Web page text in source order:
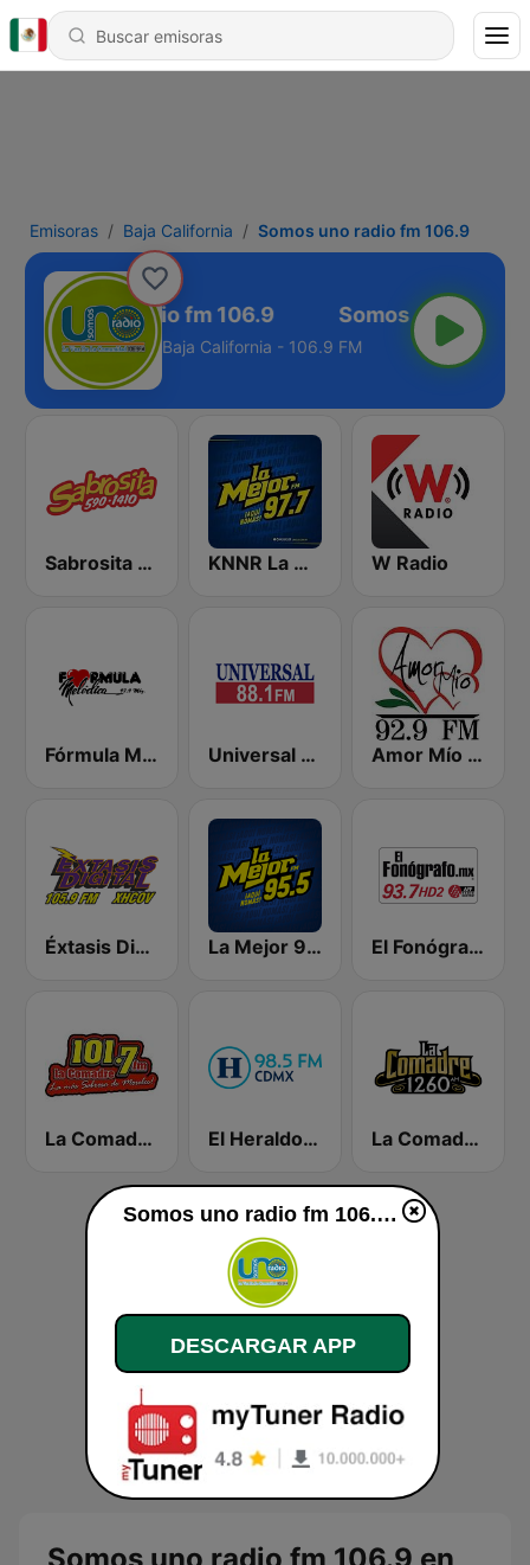
Emisoras Baja California Somos uno radio fm 106.9
Somos uno radio fm 106.9
Baja California - 106.9 FM
Sabrosita 590 AM KNNR La Mejor 97.7 FM W Radio
Fórmula Melódica Universal 88.1 FM Amor Mío XS 92.9 FM
Éxtasis Digital Guadalajara La Mejor 95.5 FM El Fonógrafo HD2
La Comadre 101.7 El Heraldo de México La Comadre 1260 AM
Somos uno radio fm 106.9 en vivo
DESCARGAR APP